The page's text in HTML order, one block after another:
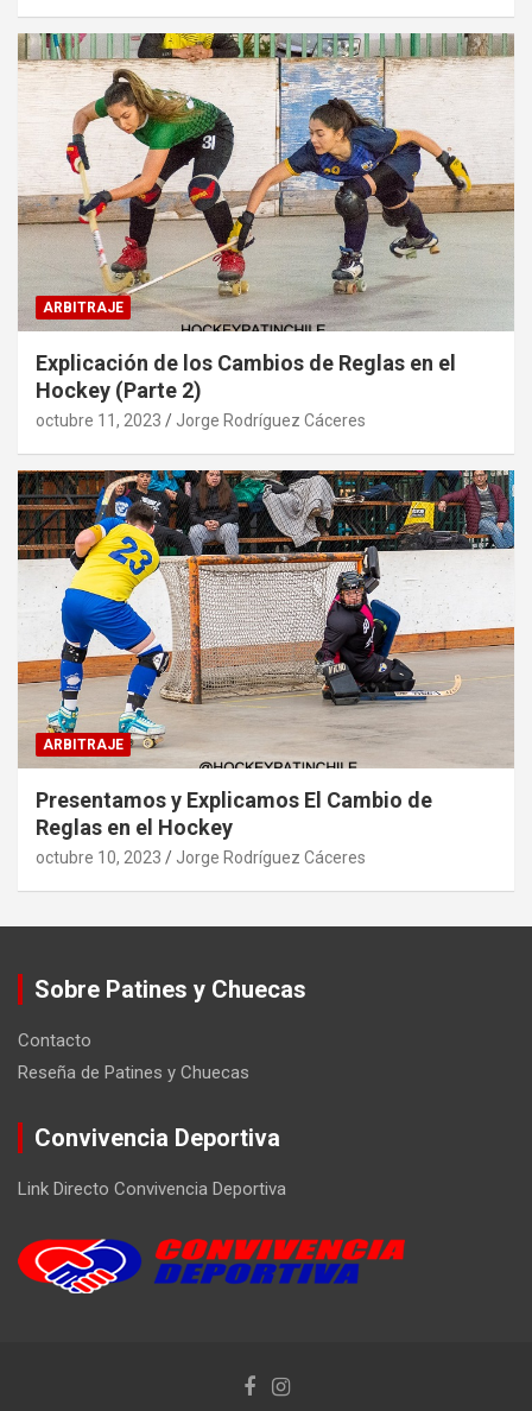
ARBITRAJE
Explicación de los Cambios de Reglas en el
Hockey (Parte 2)
octubre 11, 2023 Jorge Rodríguez Cáceres
ARBITRAJE
Presentamos y Explicamos El Cambio de
Reglas en el Hockey
octubre 10, 2023 Jorge Rodríguez Cáceres
Sobre Patines y Chuecas
Contacto
Reseña de Patines y Chuecas
Convivencia Deportiva
Link Directo Convivencia Deportiva